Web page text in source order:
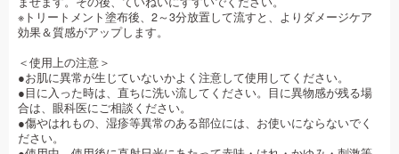
※トリートメント塗布後、2～3分放置して流すと、よりダメージケア
効果＆質感がアップします。
＜使用上の注意＞
●お肌に異常が生じていないかよく注意して使用してください。
●目に入った時は、直ちに洗い流してください。目に異物感が残る場
合は、眼科医にご相談ください。
●傷やはれもの、湿疹等異常のある部位には、お使いにならないでく
ださい。